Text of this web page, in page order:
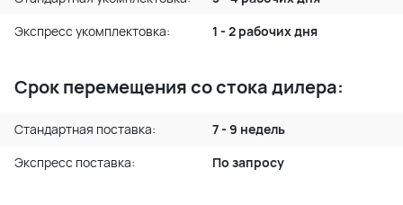
Экспресс укомплектовка:
1 - 2 рабочих дня
Срок перемещения со стока дилера:
Стандартная поставка:
7 - 9 недель
Экспресс поставка:
По запросу